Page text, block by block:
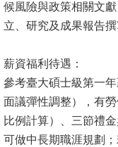
系
友
徵
才
相
候風險與政策相關文獻
立、研究及成果報告
薪資福利待遇：
參考臺大碩士級第一
面議彈性調整），有
比例計算）、三節禮金
可做中長期職涯規劃；